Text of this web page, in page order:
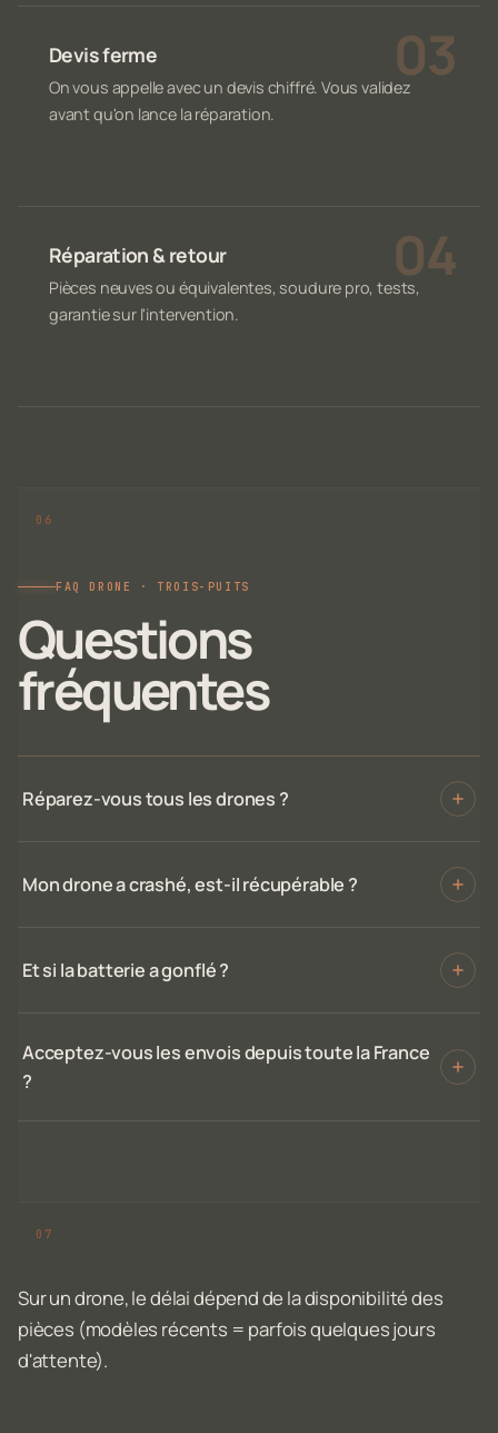
Devis ferme
On vous appelle avec un devis chiffré. Vous validez
avant qu'on lance la réparation.
Réparation & retour
Pièces neuves ou équivalentes, soudure pro, tests,
garantie sur l'intervention.
FAQ DRONE · TROIS-PUITS
Questions
fréquentes
Réparez-vous tous les drones ?
Mon drone a crashé, est-il récupérable ?
Et si la batterie a gonflé ?
Acceptez-vous les envois depuis toute la France
?
Sur un drone, le délai dépend de la disponibilité des
pièces (modèles récents = parfois quelques jours
d'attente).